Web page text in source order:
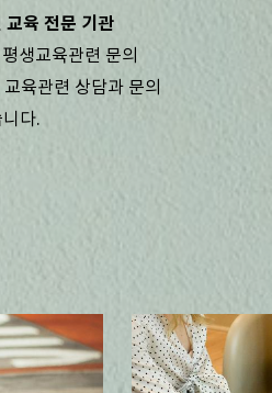
교육 전문 기관
생교육관련 문의
육관련 상담과 문의
다.